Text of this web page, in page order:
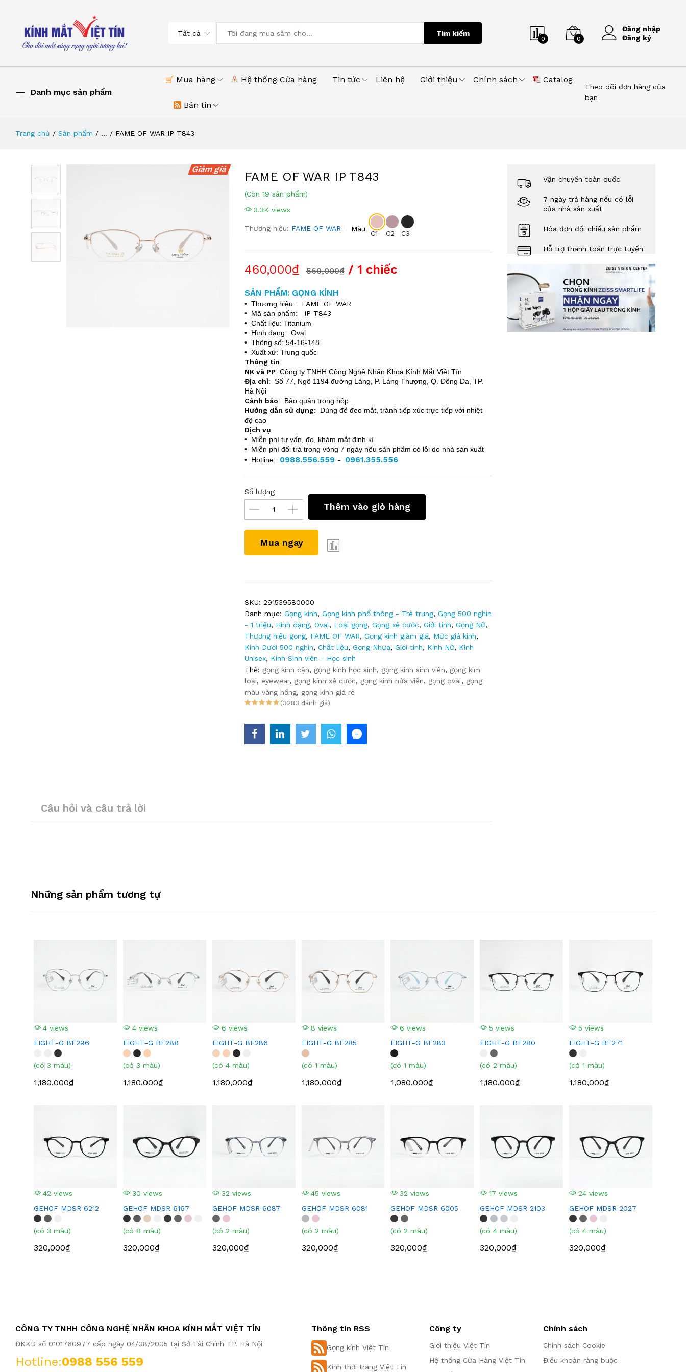
Tất cả Tìm kiếm
0 0
Đăng nhập
Đăng ký
Danh mục sản phẩm
Mua hàng Hệ thống Cửa hàng Tin tức Liên hệ Giới thiệu Chính sách Catalog
Bản tin
Theo dõi đơn hàng của
bạn
Trang chủ Sản phẩm ... FAME OF WAR IP T843
Giảm giá
FAME OF WAR IP T843
(Còn 19 sản phẩm)
3.3K views
Thương hiệu: FAME OF WAR Màu
C1 C2 C3
460,000₫ 560,000₫/ 1 chiếc
SẢN PHẨM: GỌNG KÍNH
• Thương hiệu :
FAME OF WAR
• Mã sản phẩm:
IP T843
• Chất liệu: Titanium
• Hình dạng: Oval
• Thông số: 54-16-148
• Xuất xứ: Trung quốc
Thông tin
NK và PP: Công ty TNHH Công Nghệ Nhãn Khoa Kính Mắt Việt Tín
Địa chỉ: Số 77, Ngõ 1194 đường Láng, P. Láng Thượng, Q. Đống Đa, TP.
Hà Nội
Cảnh báo: Bảo quản trong hộp
Hướng dẫn sử dụng: Dùng để đeo mắt, tránh tiếp xúc trực tiếp với nhiệt
độ cao
Dịch vụ:
• Miễn phí tư vấn, đo, khám mắt định kì
• Miễn phí đổi trả trong vòng 7 ngày nếu sản phẩm có lỗi do nhà sản xuất
• Hotline: 0988.556.559 - 0961.355.556
Số lượng
Thêm vào giỏ hàng
Mua ngay
SKU: 291539580000
Danh mục: Gọng kính, Gọng kính phổ thông - Trẻ trung, Gọng 500 nghìn
- 1 triệu, Hình dạng, Oval, Loại gọng, Gọng xẻ cước, Giới tính, Gọng Nữ,
Thương hiệu gọng, FAME OF WAR, Gọng kính giảm giá, Mức giá kính,
Kính Dưới 500 nghìn, Chất liệu, Gọng Nhựa, Giới tính, Kính Nữ, Kính
Unisex, Kính Sinh viên - Học sinh
Thẻ: gọng kính cận, gọng kính học sinh, gọng kính sinh viên, gọng kim
loại, eyewear, gọng kính xẻ cước, gọng kính nửa viền, gọng oval, gọng
màu vàng hồng, gọng kính giá rẻ
(3283 đánh giá)
Câu hỏi và câu trả lời
Vận chuyển toàn quốc
7 ngày trả hàng nếu có lỗi
của nhà sản xuất
Hóa đơn đối chiếu sản phẩm
Hỗ trợ thanh toán trực tuyến
Những sản phẩm tương tự
4 views
EIGHT-G BF296
(có 3 màu)
1,180,000₫
4 views
EIGHT-G BF288
(có 3 màu)
1,180,000₫
6 views
EIGHT-G BF286
(có 4 màu)
1,180,000₫
8 views
EIGHT-G BF285
(có 1 màu)
1,180,000₫
6 views
EIGHT-G BF283
(có 1 màu)
1,080,000₫
5 views
EIGHT-G BF280
(có 2 màu)
1,180,000₫
5 views
EIGHT-G BF271
(có 1 màu)
1,180,000₫
42 views
GEHOF MDSR 6212
(có 3 màu)
320,000₫
30 views
GEHOF MDSR 6167
(có 8 màu)
320,000₫
32 views
GEHOF MDSR 6087
(có 2 màu)
320,000₫
45 views
GEHOF MDSR 6081
(có 2 màu)
320,000₫
32 views
GEHOF MDSR 6005
(có 2 màu)
320,000₫
17 views
GEHOF MDSR 2103
(có 4 màu)
320,000₫
24 views
GEHOF MDSR 2027
(có 4 màu)
320,000₫
CÔNG TY TNHH CÔNG NGHỆ NHÃN KHOA KÍNH MẮT VIỆT TÍN
ĐKKD số 0101760977 cấp ngày 04/08/2005 tại Sở Tài Chính TP. Hà Nội
Hotline:0988 556 559
Thông tin RSS
Gọng kính Việt Tín
Kính thời trang Việt Tín
Công ty
Giới thiệu Việt Tín
Hệ thống Cửa Hàng Việt Tín
Chính sách
Chính sách Cookie
Điều khoản ràng buộc